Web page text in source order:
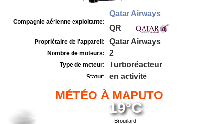
Compagnie aérienne exploitante:
Qatar Airways
QR
Propriétaire de l'appareil: Qatar Airways
Nombre de moteurs: 2
Type de moteur: Turboréacteur
Statut: en activité
MÉTÉO À MAPUTO
19°C
Brouillard